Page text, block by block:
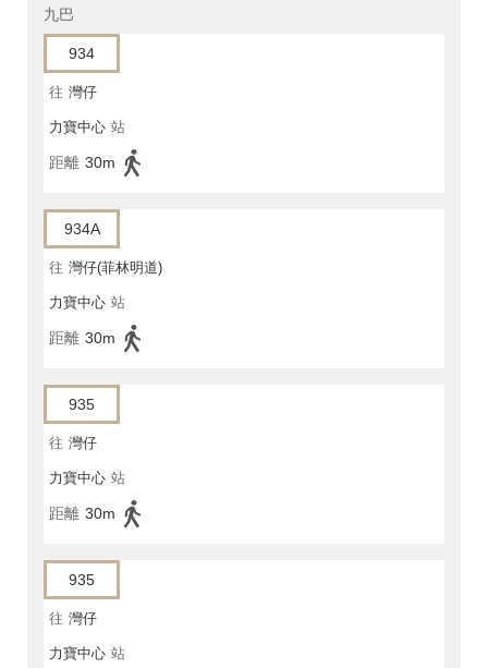
九巴
934
往 灣仔
力寶中心 站
距離 30m
934A
往 灣仔(菲林明道)
力寶中心 站
距離 30m
935
往 灣仔
力寶中心 站
距離 30m
935
往 灣仔
力寶中心 站